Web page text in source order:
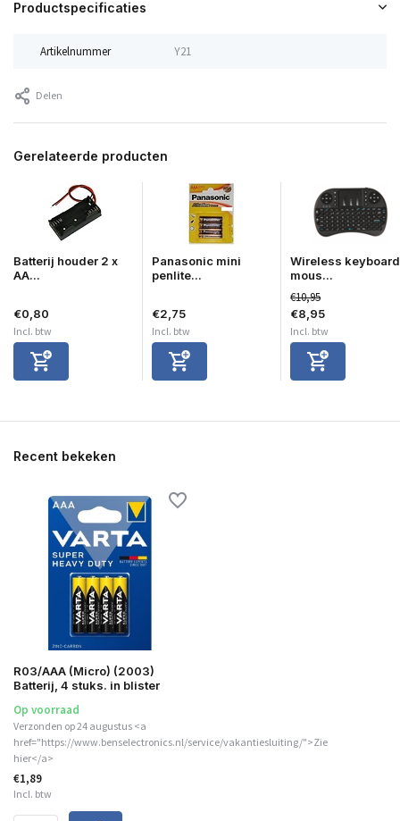
Productspecificaties
Artikelnummer Y21
Delen
Gerelateerde producten
Batterij houder 2 x
AA...
€0,80
Incl. btw
Panasonic mini
penlite...
€2,75
Incl. btw
Wireless keyboard
mous...
€10,95
€8,95
Incl. btw
Recent bekeken
R03/AAA (Micro) (2003)
Batterij, 4 stuks. in blister
Op voorraad
Verzonden op 24 augustus <a
href="https://www.benselectronics.nl/service/vakantiesluiting/">Zie
hier</a>
€1,89
Incl. btw